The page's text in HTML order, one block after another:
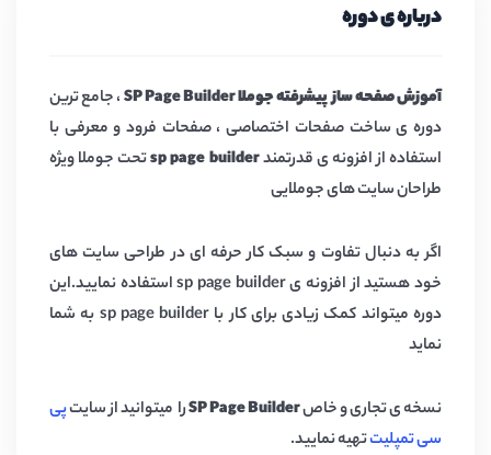
درباره ی دوره
آموزش صفحه ساز پیشرفته جوملا SP Page Builder
، جامع ترین
دوره ی ساخت صفحات اختصاصی ، صفحات فرود و معرفی با
استفاده از افزونه ی قدرتمندsp page builderتحت جوملا ویژه
طراحان سایت های جوملایی
اگر به دنبال تفاوت و سبک کار حرفه ای در طراحی سایت های
خود هستید از افزونه ی sp page builder استفاده نمایید.این
دوره میتواند کمک زیادی برای کار با sp page builder به شما
نماید
نسخه ی تجاری و خاصSP Page Builderرا میتوانید از سایتپی
سی تمپلیتتهیه نمایید.